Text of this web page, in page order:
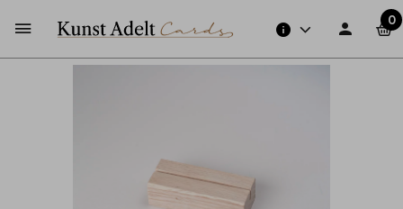
0